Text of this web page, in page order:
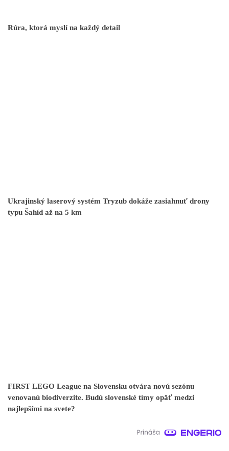
Rúra, ktorá myslí na každý detail
Ukrajinský laserový systém Tryzub dokáže zasiahnuť drony
typu Šahíd až na 5 km
FIRST LEGO League na Slovensku otvára novú sezónu
venovanú biodiverzite. Budú slovenské tímy opäť medzi
najlepšími na svete?